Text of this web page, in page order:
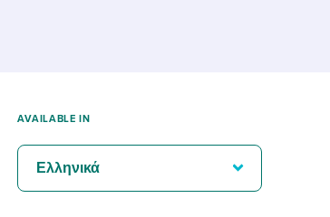
AVAILABLE IN
Ελληνικά